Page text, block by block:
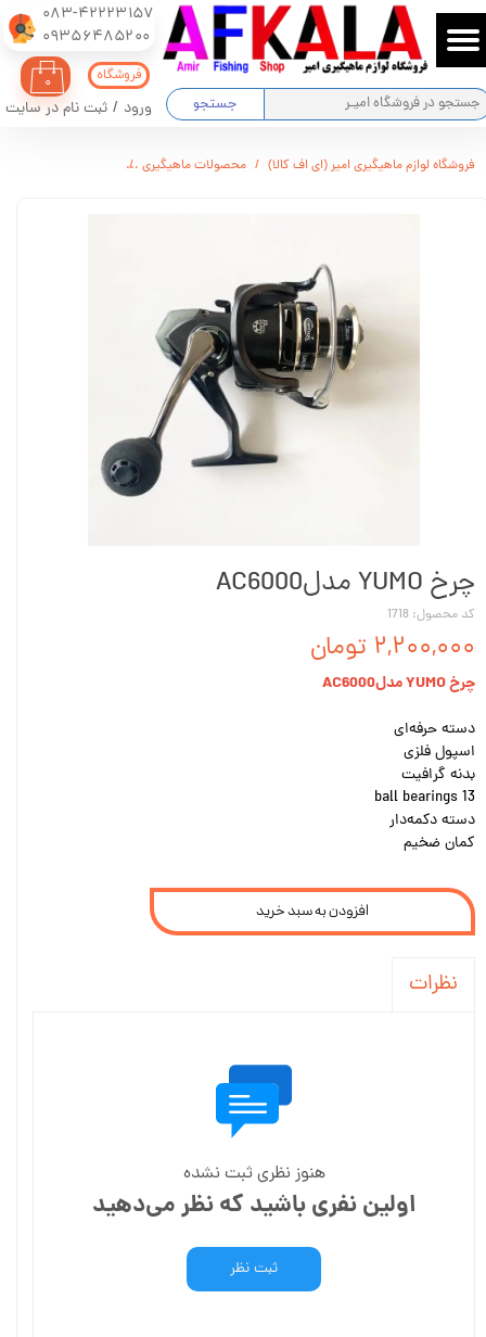
083-42223157
​​​​​​​09356485200
جستجو
۰
ورود / ثبت نام در سایت
حساب کاربری من
تغییر گذر واژه
فروشگاه
فروشگاه لوازم ماهیگیری امیر (ای اف کالا) محصولات ماهیگیری
چرخ YUMO مدلAC6000
کد محصول: 1718
۲,۲۰۰,۰۰۰ تومان
چرخ YUMO مدلAC6000
دسته حرفه‌ای
اسپول فلزی
بدنه گرافیت
13 ball bearings
دسته دکمه‌دار
کمان ضخیم
افزودن به سبد خرید
نظرات
هنوز نظری ثبت نشده
اولین نفری باشید که نظر می‌دهید
ثبت نظر